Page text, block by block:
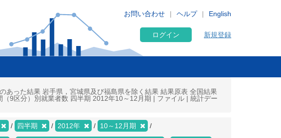
English
お問い合わせ ヘルプ
ログイン 新規登録
った結果 岩手県，宮城県及び福島県を除く結果 結果原表 全国結果
9区分）別就業者数 四半期 2012年10～12月期 | ファイル | 統計デー
四半期 2012年 10～12月期